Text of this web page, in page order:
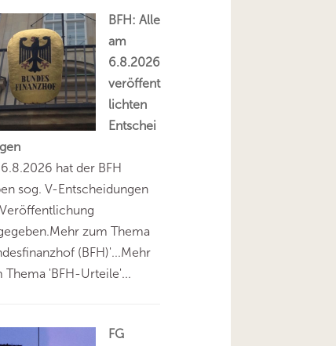
BFH: Alle
am
6.8.2026
veröffent
lichten
Entschei
hat der BFH
sog. V-Entscheidungen
zum Thema
(BFH)'...Mehr
Thema 'BFH-Urteile'...
FG